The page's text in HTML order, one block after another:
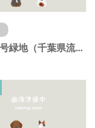
初石２号緑地（千葉県流山市）